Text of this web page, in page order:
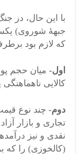
با این حال، در
جبهۀ شوروی)
که لازم بود
اول- میان حجم
کالایی
دوم- چند نوع
تجاری و بازار
نقدی و نیز
(کالخوزی) را که